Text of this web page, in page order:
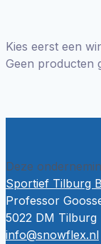
Kies eerst een
Geen producten
Deze
Sportief Tilburg
Professor
5022 DM Tilburg
info@snowflex.nl